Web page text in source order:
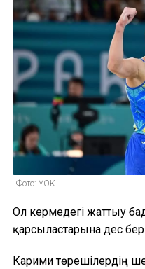
Фото: ҰОК
Ол кермедегі жаттығу
қарсыластарына дес
Карими төрешілердің